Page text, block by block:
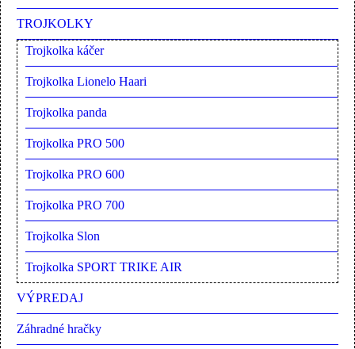
TROJKOLKY
Trojkolka káčer
Trojkolka Lionelo Haari
Trojkolka panda
Trojkolka PRO 500
Trojkolka PRO 600
Trojkolka PRO 700
Trojkolka Slon
Trojkolka SPORT TRIKE AIR
VÝPREDAJ
Záhradné hračky